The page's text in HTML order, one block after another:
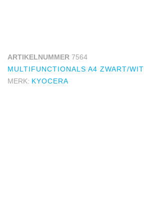
ARTIKELNUMMER 7564
MULTIFUNCTIONALS A4 ZWART/WIT
MERK: KYOCERA